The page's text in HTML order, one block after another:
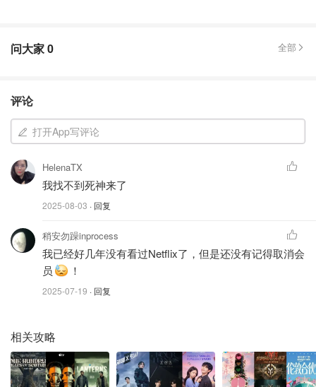
问大家0 全部
评论
打开App写评论
HelenaTX
我找不到死神来了
2025-08-03 · 回复
稍安勿躁inprocess
我已经好几年没有看过Netflix了，但是还没有记得取消会
员
！
2025-07-19 · 回复
相关攻略